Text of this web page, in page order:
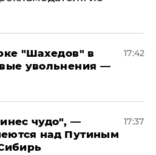
"Шахедов" в
увольнения —
17:42
чудо", —
над Путиным
17:37